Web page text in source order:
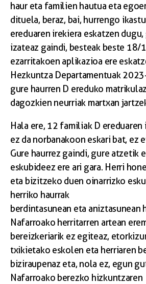
haur eta familien hautua eta
dituela, beraz, bai, hurrengo
ereduaren irekiera eskatzen
izateaz gaindi, besteak beste 18/
ezarritakoen aplikazioa ere
Hezkuntza Departamentuak
gure haurren D ereduko
dagozkien neurriak martxan
Hala ere, 12 familiak D ereduaren
ez da norbanakoon eskari bat, ez
Gure haurrez gaindi, gure atzetik
eskubideez ere ari gara. Herri
eta bizitzeko duen oinarrizko
herriko haurrak
berdintasunean eta aniztasunean
Nafarroako herritarren artean
bereizkeriarik ez egiteaz,
txikietako eskolen eta herriaren
biziraupenaz eta, nola ez, egun
Nafarroako berezko hizkuntzaren